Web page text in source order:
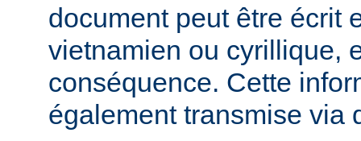
document peut être écrit
vietnamien ou cyrillique,
conséquence. Cette
également transmise via